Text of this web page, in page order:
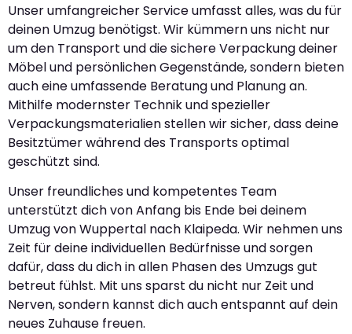
Unser umfangreicher Service umfasst alles, was du für
deinen Umzug benötigst. Wir kümmern uns nicht nur
um den Transport und die sichere Verpackung deiner
Möbel und persönlichen Gegenstände, sondern bieten
auch eine umfassende Beratung und Planung an.
Mithilfe modernster Technik und spezieller
Verpackungsmaterialien stellen wir sicher, dass deine
Besitztümer während des Transports optimal
geschützt sind.
Unser freundliches und kompetentes Team
unterstützt dich von Anfang bis Ende bei deinem
Umzug von Wuppertal nach Klaipeda. Wir nehmen uns
Zeit für deine individuellen Bedürfnisse und sorgen
dafür, dass du dich in allen Phasen des Umzugs gut
betreut fühlst. Mit uns sparst du nicht nur Zeit und
Nerven, sondern kannst dich auch entspannt auf dein
neues Zuhause freuen.